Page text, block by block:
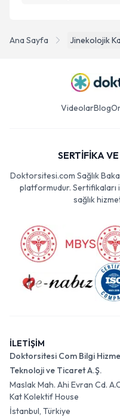
Ana Sayfa Jinekolojik
VideolarBlog
SERTİFİKA
Doktorsitesi.com Sağlık
platformudur. Sertifikaları
sağlık
İLETİŞİM
Doktorsitesi Com Bilgi
Teknoloji ve Ticaret A.Ş.
Maslak Mah. Ahi Evran Cd.
Kat Kolektif House
İstanbul, Türkiye